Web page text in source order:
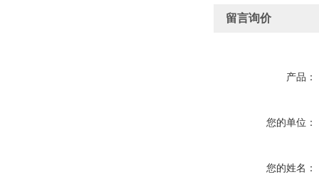
留言询价
产品：
您的单位：
您的姓名：